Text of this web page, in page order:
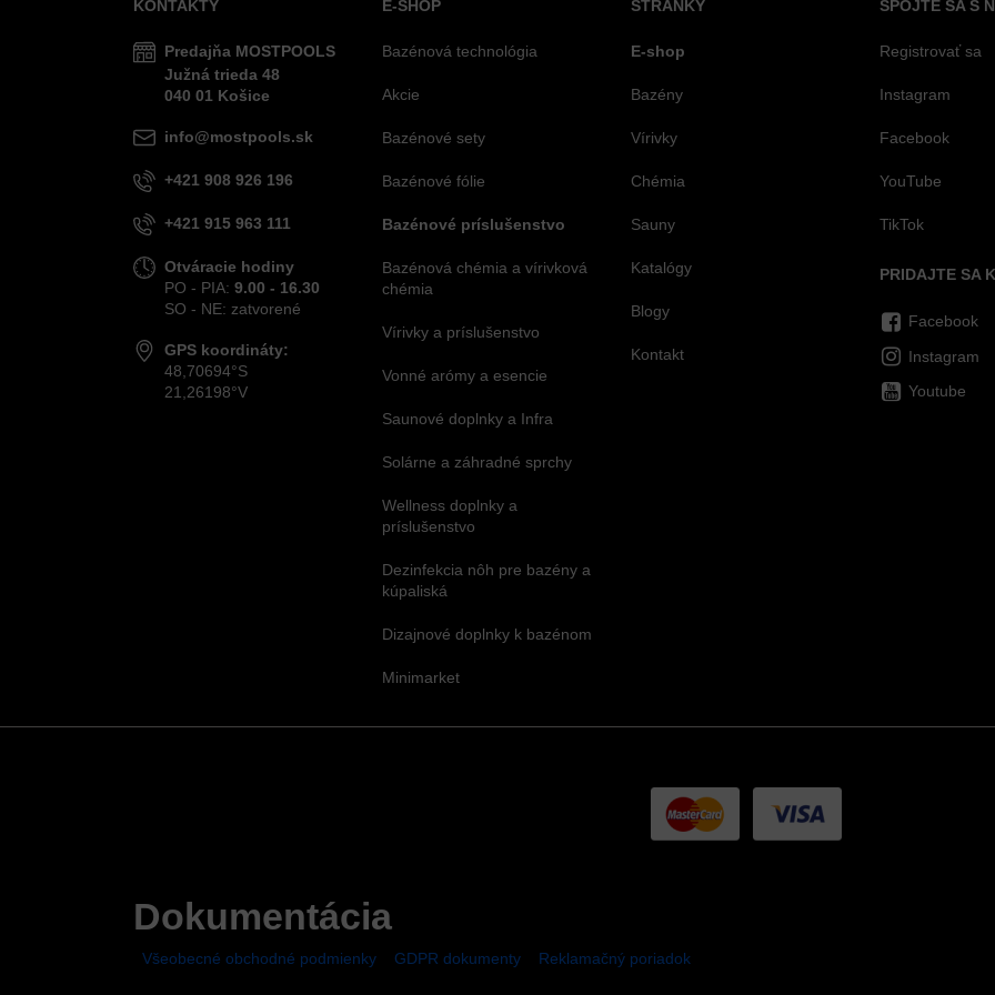
KONTAKTY
Predajňa MOSTPOOLS
Južná trieda 48
040 01 Košice
info@mostpools.sk
+421 908 926 196
+421 915 963 111
Otváracie hodiny
PO - PIA: 9.00 - 16.30
SO - NE: zatvorené
GPS koordináty:
48,70694°S
21,26198°V
E-SHOP
Bazénová technológia
Akcie
Bazénové sety
Bazénové fólie
Bazénové príslušenstvo
Bazénová chémia a vírivková
chémia
Vírivky a príslušenstvo
Vonné arómy a esencie
Saunové doplnky a Infra
Solárne a záhradné sprchy
Wellness doplnky a
príslušenstvo
Dezinfekcia nôh pre bazény a
kúpaliská
Dizajnové doplnky k bazénom
Minimarket
STRÁNKY
E-shop
Bazény
Vírivky
Chémia
Sauny
Katalógy
Blogy
Kontakt
SPOJTE SA S
Registrovať sa
Instagram
Facebook
YouTube
TikTok
PRIDAJTE SA
Facebook
Instagram
Youtube
Dokumentácia
Všeobecné obchodné podmienky GDPR dokumenty Reklamačný poriadok